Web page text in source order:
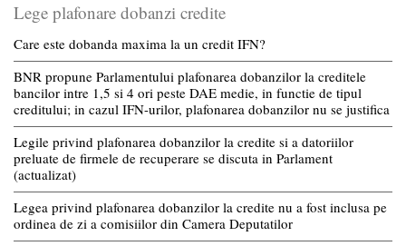
Lege plafonare dobanzi credite
Care este dobanda maxima la un credit IFN?
BNR propune Parlamentului plafonarea dobanzilor la creditele
bancilor intre 1,5 si 4 ori peste DAE medie, in functie de tipul
creditului; in cazul IFN-urilor, plafonarea dobanzilor nu se justifica
Legile privind plafonarea dobanzilor la credite si a datoriilor
preluate de firmele de recuperare se discuta in Parlament
(actualizat)
Legea privind plafonarea dobanzilor la credite nu a fost inclusa pe
ordinea de zi a comisiilor din Camera Deputatilor